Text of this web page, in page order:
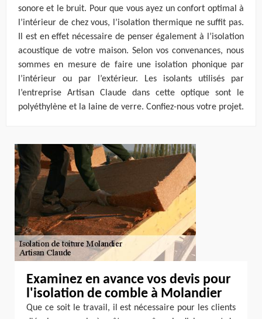
sonore et le bruit. Pour que vous ayez un confort optimal à
l’intérieur de chez vous, l’isolation thermique ne suffit pas.
Il est en effet nécessaire de penser également à l’isolation
acoustique de votre maison. Selon vos convenances, nous
sommes en mesure de faire une isolation phonique par
l’intérieur ou par l’extérieur. Les isolants utilisés par
l’entreprise Artisan Claude dans cette optique sont le
polyéthylène et la laine de verre. Confiez-nous votre projet.
Examinez en avance vos devis pour
l'isolation de comble à Molandier
Que ce soit le travail, il est nécessaire pour les clients